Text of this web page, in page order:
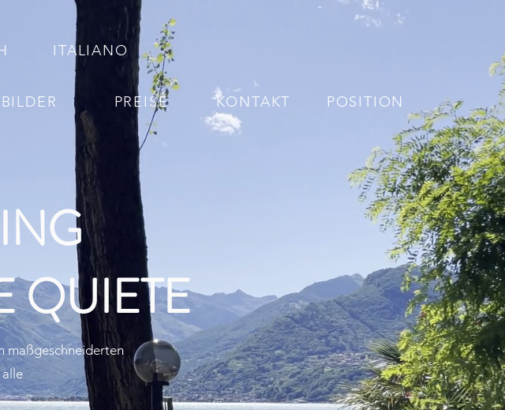
ITALIANO
BILDER PREISE KONTAKT POSITION
QUIETE
maßgeschneiderten